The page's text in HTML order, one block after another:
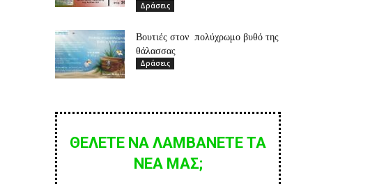
Δράσεις
Βουτιές στον πολύχρωμο βυθό της
θάλασσας
Δράσεις
ΘΕΛΕΤΕ ΝΑ ΛΑΜΒΑΝΕΤΕ ΤΑ
ΝΕΑ ΜΑΣ;